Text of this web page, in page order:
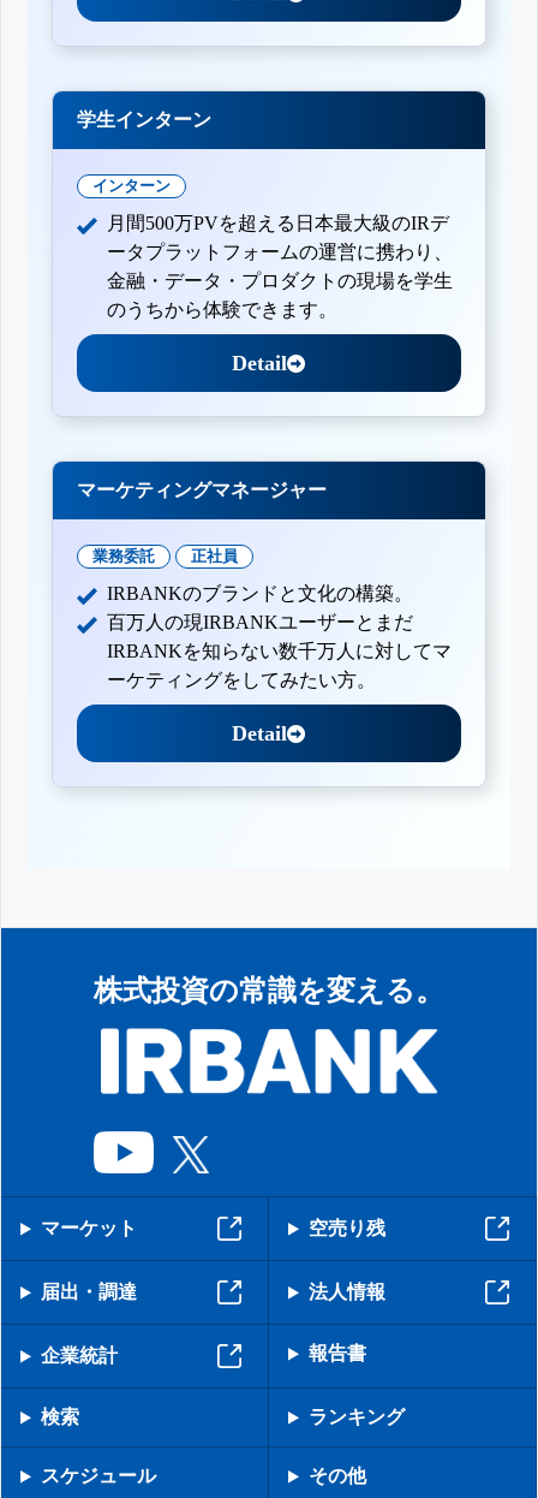
学生インターン
インターン
月間500万PVを超える日本最大級のIRデ
ータプラットフォームの運営に携わり、
金融・データ・プロダクトの現場を学生
のうちから体験できます。
Detail
マーケティングマネージャー
業務委託 正社員
IRBANKのブランドと文化の構築。
百万人の現IRBANKユーザーとまだ
IRBANKを知らない数千万人に対してマ
ーケティングをしてみたい方。
Detail
株式投資の常識を変える。
マーケット 空売り残
届出・調達 法人情報
企業統計 報告書
検索 ランキング
スケジュール その他